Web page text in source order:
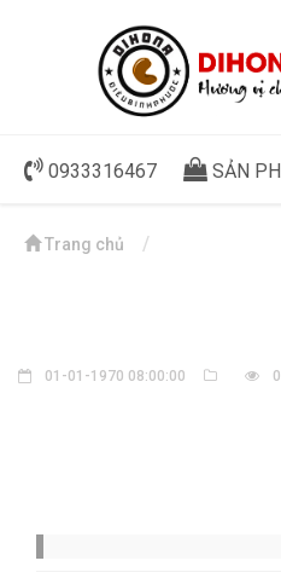
0933316467 SẢN
Trang chủ
01-01-1970 08:00:00 0